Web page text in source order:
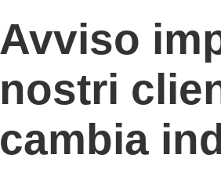
Avviso
nostri
cambia